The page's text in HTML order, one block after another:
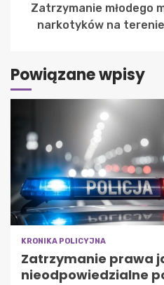
Zatrzymanie młodego
narkotyków na
Powiązane wpisy
KRONIKA POLICYJNA
Zatrzymanie prawa
nieodpowiedzialne